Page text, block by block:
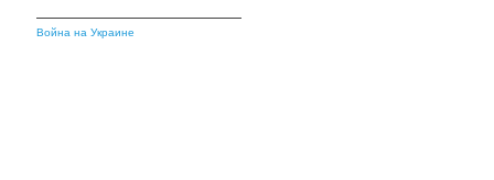
Война на Украине